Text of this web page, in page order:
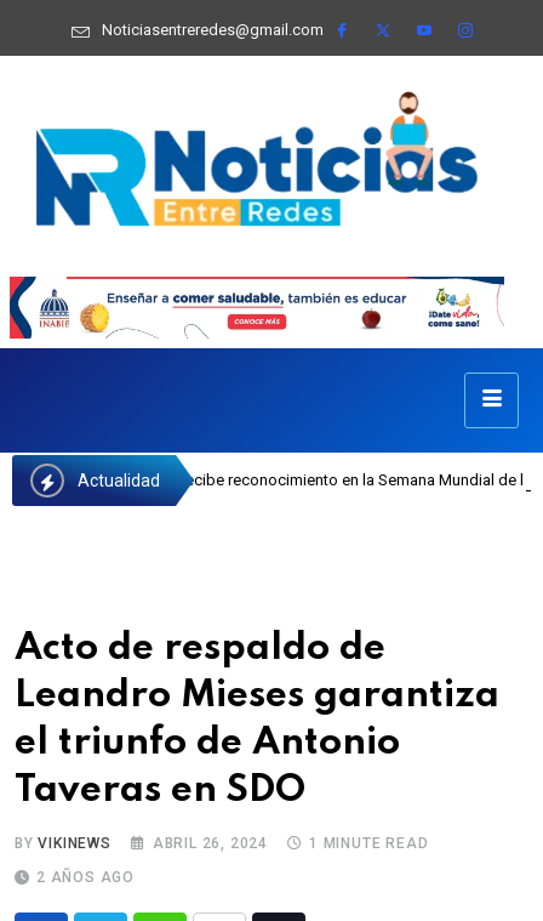
Noticiasentreredes@gmail.com
Actualidad
recibe reconocimiento en la Semana Mundial de la Lactancia Materna
Acto de respaldo de
Leandro Mieses garantiza
el triunfo de Antonio
Taveras en SDO
BYVIKINEWS ABRIL 26, 2024
1 MINUTE READ
2 AÑOS AGO